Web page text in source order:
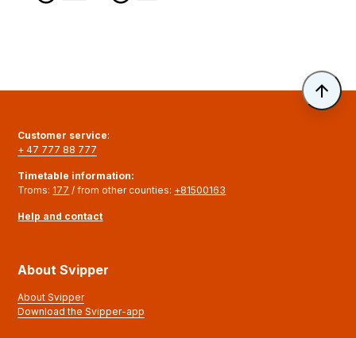
Til
Customer service:
+ 47 777 88 777
Timetable information:
Troms: 177 / from other counties: +81500163
Help and contact
About Svipper
About Svipper
Download the Svipper-app